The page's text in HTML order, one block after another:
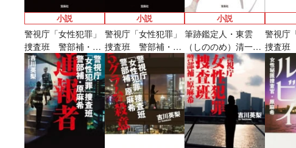
ラノベ
魔法少女育成計画
2026年秋、TVアニ
メ『魔法少女育成計
画restart』放送決
マンガ
愛蔵版 花ぶらん
こゆれて
太刀掛秀子の名作が
紙で復刊！
マンガ
【試し読み】異世
界でも鍵屋さん
異世界お仕事ファン
タジー、最終第10巻
好評発売中！
小説
ヒミコの暗号
（上）
上下巻ともに好評発
売中！
小説
警視庁「女性犯罪」
捜査班 警部補・原
麻希 蝶の帰還 下
小説
警視庁「女性犯罪」
捜査班 警部補・原
麻希 蝶の帰還 上
小説
筆跡鑑定人・東雲
（しののめ）清一郎
は、書を書かな
い。 鎌倉の花は、
秘密を抱く
警視庁
捜査班
麻希 氷